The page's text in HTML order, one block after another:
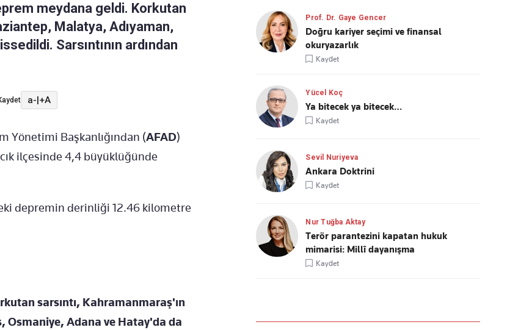
meydana geldi. Korkutan
Malatya, Adıyaman,
Sarsıntının ardından
a-|+A
Yönetimi Başkanlığından (AFAD)
ilçesinde 4,4 büyüklüğünde
depremin derinliği 12.46 kilometre
sarsıntı, Kahramanmaraş'ın
Osmaniye, Adana ve Hatay'da da
Prof. Dr. Gaye Gencer
Doğru kariyer seçimi ve finansal
okuryazarlık
Kaydet
Yücel Koç
Ya bitecek ya bitecek…
Kaydet
Sevil Nuriyeva
Ankara Doktrini
Kaydet
Nur Tuğba Aktay
Terör parantezini kapatan hukuk
mimarisi: Millî dayanışma
Kaydet